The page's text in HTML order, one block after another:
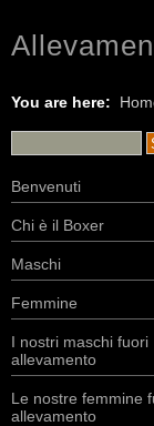
You are here:
Benvenuti
Chi è il Boxer
Maschi
Femmine
I nostri maschi fuori
allevamento
Le nostre femmine
allevamento